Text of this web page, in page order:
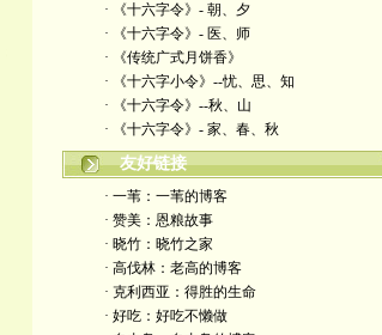
· 《十六字令》- 朝、夕
· 《十六字令》- 医、师
· 《传统广式月饼香》
· 《十六字小令》--忧、思、知
· 《十六字令》--秋、山
· 《十六字令》- 家、春、秋
友好链接
· 一苇：一苇的博客
· 赞美：恩粮故事
· 晓竹：晓竹之家
· 高伐林：老高的博客
· 克利西亚：得胜的生命
· 好吃：好吃不懒做